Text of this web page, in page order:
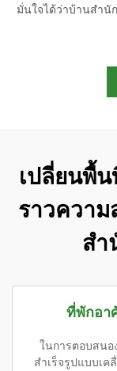
มั่นใจได้ว่าบ้านสำนั
เปลี่ยนพื้น
ราวความ
สำ
ที่พักอา
ในการตอบสนอ
สำเร็จรูปแบบเ